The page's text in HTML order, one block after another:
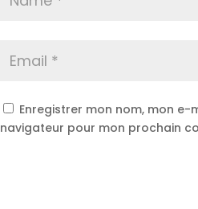
Enregistrer mon nom, mon e-
navigateur pour mon prochain